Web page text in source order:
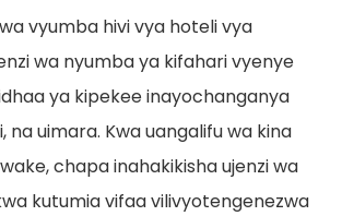
vyumba hivi vya hoteli vya
wa nyumba ya kifahari vyenye
ya kipekee inayochanganya
na uimara. Kwa uangalifu wa kina
chapa inahakikisha ujenzi wa
kutumia vifaa vilivyotengenezwa